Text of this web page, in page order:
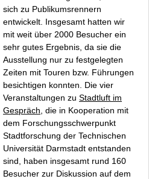
sich zu Publikumsrennern
entwickelt. Insgesamt hatten wir
mit weit über 2000 Besucher ein
sehr gutes Ergebnis, da sie die
Ausstellung nur zu festgelegten
Zeiten mit Touren bzw. Führungen
besichtigen konnten. Die vier
Veranstaltungen zu Stadtluft im
Gespräch , die in Kooperation mit
dem Forschungsschwerpunkt
Stadtforschung der Technischen
Universität Darmstadt entstanden
sind, haben insgesamt rund 160
Besucher zur Diskussion auf dem